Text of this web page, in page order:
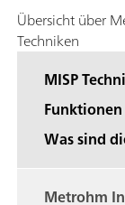
Übersicht über
Techniken
MISP
Funktionen
Was sind
Metrohm